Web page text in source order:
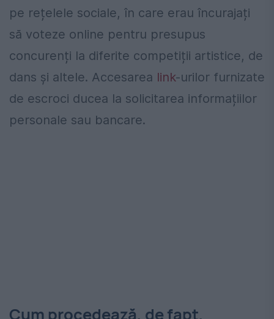
pe rețelele sociale, în care erau încurajați
să voteze online pentru presupus
concurenți la diferite competiții artistice, de
dans și altele. Accesarea link-urilor furnizate
de escroci ducea la solicitarea informațiilor
personale sau bancare.
Cum procedează, de fapt,